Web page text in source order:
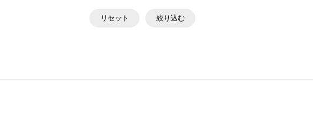
リセット 絞り込む